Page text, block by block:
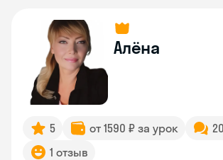
Алёна
5 от 1590 ₽ за урок
1 отзыв